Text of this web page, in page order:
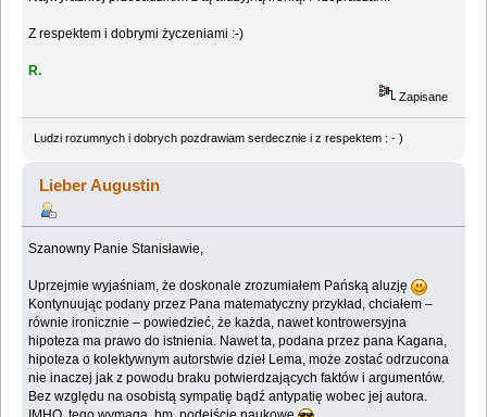
Z respektem i dobrymi życzeniami :-)
R.
Zapisane
Ludzi rozumnych i dobrych pozdrawiam serdecznie i z respektem : - )
Lieber Augustin
Szanowny Panie Stanisławie,
Uprzejmie wyjaśniam, że doskonale zrozumiałem Pańską aluzję
Kontynuując podany przez Pana matematyczny przykład, chciałem –
równie ironicznie – powiedzieć, że każda, nawet kontrowersyjna
hipoteza ma prawo do istnienia. Nawet ta, podana przez pana Kagana,
hipoteza o kolektywnym autorstwie dzieł Lema, może zostać odrzucona
nie inaczej jak z powodu braku potwierdzających faktów i argumentów.
Bez względu na osobistą sympatię bądź antypatię wobec jej autora.